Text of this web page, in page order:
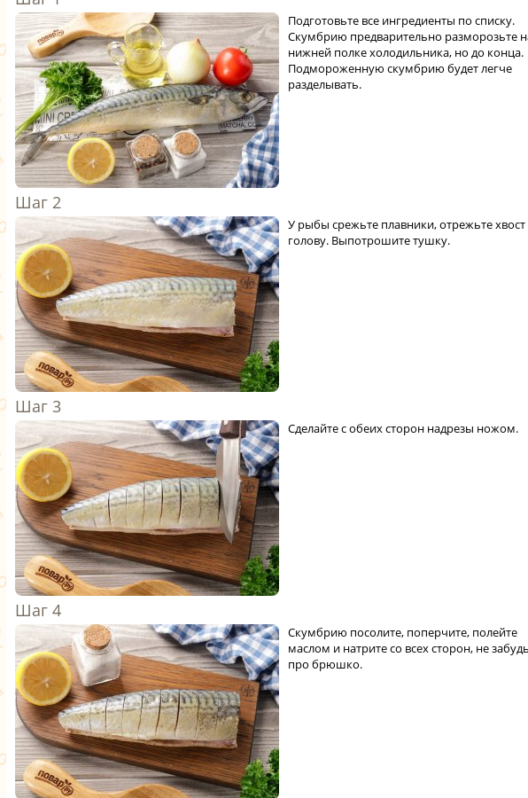
Подготовьте все ингредиенты по списку.
Скумбрию предварительно разморозьте
нижней полке холодильника, но до конца.
Подмороженную скумбрию будет легче
разделывать.
У рыбы срежьте плавники, отрежьте хвост
голову. Выпотрошите тушку.
Сделайте с обеих сторон надрезы ножом.
Скумбрию посолите, поперчите, полейте
маслом и натрите со всех сторон, не
про брюшко.